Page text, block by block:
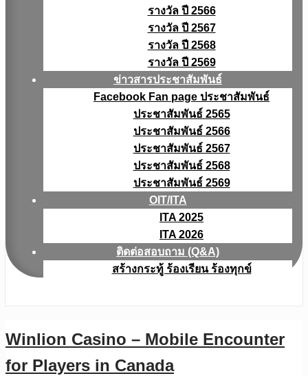
รางวัล ปี 2566
รางวัล ปี 2567
รางวัล ปี 2568
รางวัล ปี 2569
ข่าวสารประชาสัมพันธ์
Facebook Fan page ประชาสัมพันธ์
ประชาสัมพันธ์ 2565
ประชาสัมพันธ์ 2566
ประชาสัมพันธ์ 2567
ประชาสัมพันธ์ 2568
ประชาสัมพันธ์ 2569
OIT/ITA
ITA 2025
ITA 2026
ติดต่อสอบถาม (Q&A)
สร้างกระทู้ ร้องเรียน ร้องทุกข์
Winlion Casino – Mobile Encounter
for Players in Canada